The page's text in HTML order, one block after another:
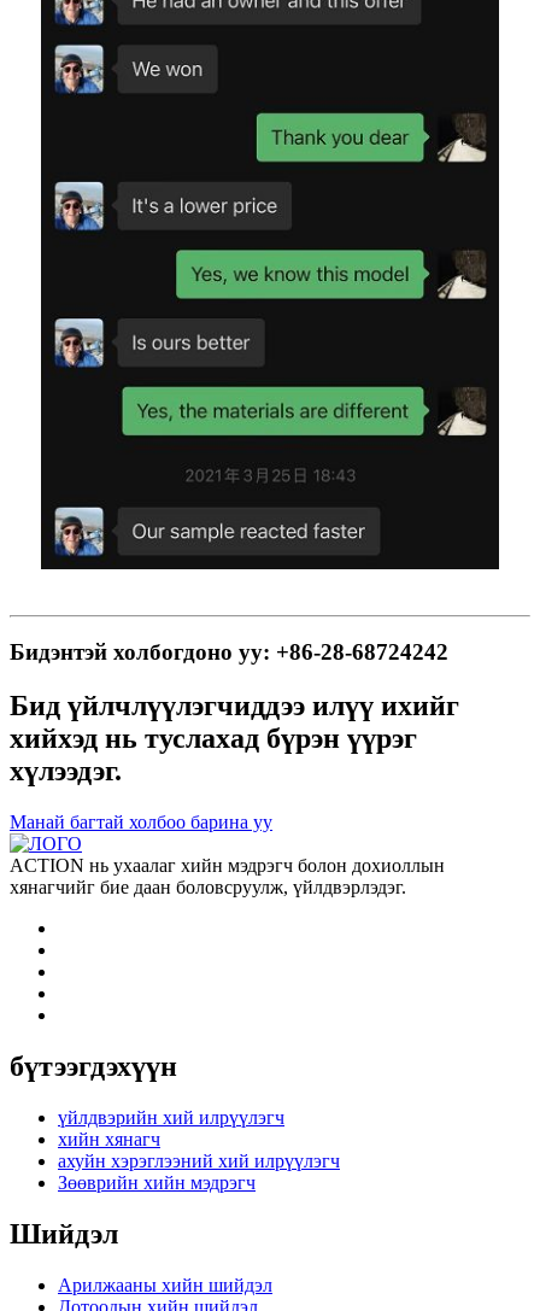
Бидэнтэй холбогдоно уу: +86-28-68724242
Бид үйлчлүүлэгчиддээ илүү ихийг
хийхэд нь туслахад бүрэн үүрэг
хүлээдэг.
Манай багтай холбоо барина уу
ACTION нь ухаалаг хийн мэдрэгч болон дохиоллын
хянагчийг бие даан боловсруулж, үйлдвэрлэдэг.
бүтээгдэхүүн
үйлдвэрийн хий илрүүлэгч
хийн хянагч
ахуйн хэрэглээний хий илрүүлэгч
Зөөврийн хийн мэдрэгч
Шийдэл
Арилжааны хийн шийдэл
Дотоодын хийн шийдэл